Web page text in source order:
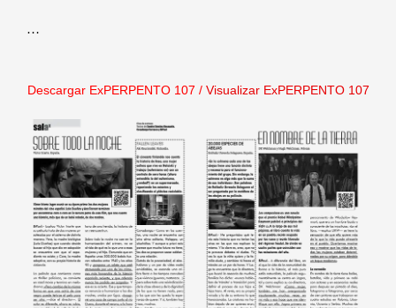
…
Descargar ExPERPENTO 107 / Visualizar ExPERPENTO 107